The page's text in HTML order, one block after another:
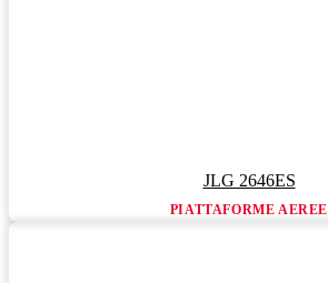
JLG 2646ES
PIATTAFORME AEREE